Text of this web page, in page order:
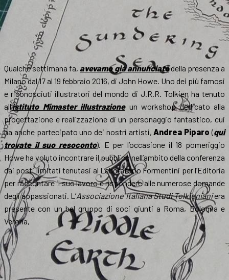
Qualche settimana fa, avevamo già annunciatodella presenza a
Milano dal 17 al 19 febbraio 2016, di John Howe. Uno dei più famosi
e riconosciuti illustratori del mondo di J.R.R. Tolkien ha tenuto
all’istituto Mimaster illustrazioneun workshop dedicato alla
progettazione e realizzazione di un personaggio fantastico, cui
ha anche partecipato uno dei nostri artisti, Andrea Piparo (qui
trovate il suo resoconto). E per l’occasione il 18 pomeriggio
Howe ha voluto incontrare il pubblico nell’ambito della conferenza
dai posti limitati tenutasi al Laboratorio Formentini per l’Editoria
per raccontare il suo lavoro e rispondere alle numerose domande
degli appassionati. L’Associazione Italiana Studi Tolkienianiera
presente con un bel gruppo di soci giunti a Roma, Bologna e
Verona,